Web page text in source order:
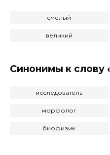
смелый
великий
Синонимы к слову
исследователь
морфолог
биофизик